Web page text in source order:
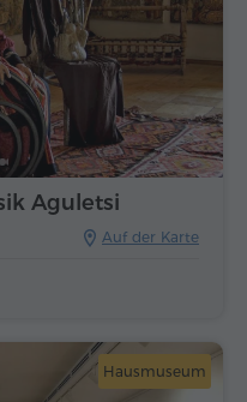
Auf der Karte
Aguletsi
Hausmuseum